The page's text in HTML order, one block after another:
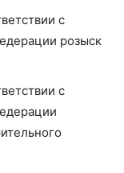
с
розыск
с